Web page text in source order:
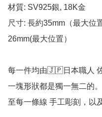
材質: SV925銀, 18K金
尺寸: 長約35mm（最大位
26mm(最大位置）
每一件均由🇯🇵日本職人
一塊形狀都是獨一無二的
至每一條線 手工彫刻，以